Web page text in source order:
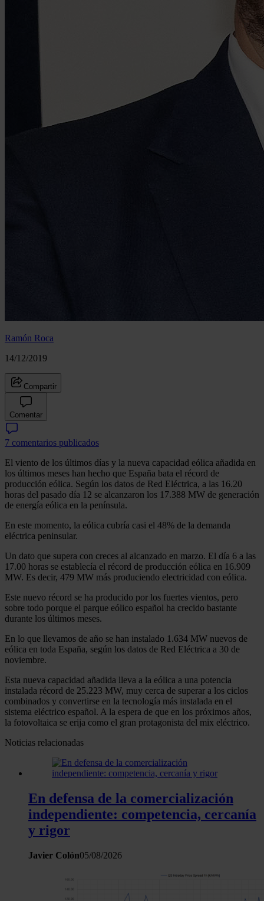
Ramón Roca
14/12/2019
Compartir
Comentar
7 comentarios publicados
El viento de los últimos días y la nueva capacidad eólica añadida en
los últimos meses han hecho que España bata el récord de
producción eólica. Según los datos de Red Eléctrica, a las 16.20
horas del pasado día 12 se alcanzaron los 17.388 MW de generación
de energía eólica en la península.
En este momento, la eólica cubría casi el 48% de la demanda
eléctrica peninsular.
Un dato que supera con creces al alcanzado en marzo. El día 6 a las
17.00 horas se establecía el récord de producción eólica en 16.909
MW. Es decir, 479 MW más produciendo electricidad con eólica.
Este nuevo récord se ha producido por los fuertes vientos, pero
sobre todo porque el parque eólico español ha crecido bastante
durante los últimos meses.
En lo que llevamos de año se han instalado 1.634 MW nuevos de
eólica en toda España, según los datos de Red Eléctrica a 30 de
noviembre.
Esta nueva capacidad añadida lleva a la eólica a una potencia
instalada récord de 25.223 MW, muy cerca de superar a los ciclos
combinados y convertirse en la tecnología más instalada en el
sistema eléctrico español. A la espera de que en los próximos años,
la fotovoltaica se erija como el gran protagonista del mix eléctrico.
Noticias relacionadas
En defensa de la comercialización
independiente: competencia, cercanía
y rigor
Javier Colón05/08/2026